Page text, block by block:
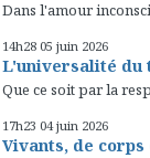
Dans l'amour
14h28 05 juin 2026
L'universalité du
Que ce soit par la
17h23 04 juin 2026
Vivants, de